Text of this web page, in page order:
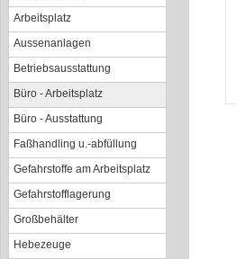
Arbeitsplatz
Aussenanlagen
Betriebsausstattung
Büro - Arbeitsplatz
Büro - Ausstattung
Faßhandling u.-abfüllung
Gefahrstoffe am Arbeitsplatz
Gefahrstofflagerung
Großbehälter
Hebezeuge